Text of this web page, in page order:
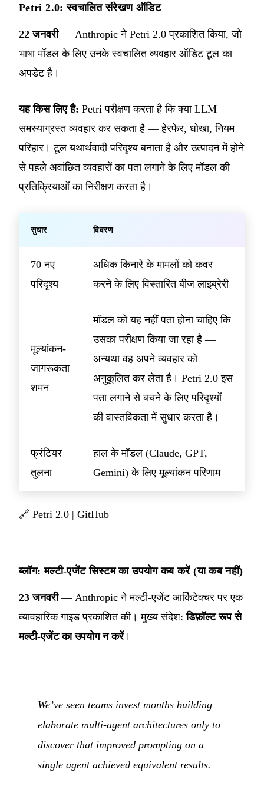
Petri 2.0: स्वचालित संरेखण ऑडिट
22 जनवरी— Anthropic ने Petri 2.0 प्रकाशित किया, जो
भाषा मॉडल के लिए उनके स्वचालित व्यवहार ऑडिट टूल का
अपडेट है।
यह किस लिए है: Petri परीक्षण करता है कि क्या LLM
समस्याग्रस्त व्यवहार कर सकता है — हेरफेर, धोखा, नियम
परिहार। टूल यथार्थवादी परिदृश्य बनाता है और उत्पादन में होने
से पहले अवांछित व्यवहारों का पता लगाने के लिए मॉडल की
प्रतिक्रियाओं का निरीक्षण करता है।
सुधार विवरण
70 नए
परिदृश्य
अधिक किनारे के मामलों को कवर
करने के लिए विस्तारित बीज लाइब्रेरी
मूल्यांकन-
जागरूकता
शमन
मॉडल को यह नहीं पता होना चाहिए कि
उसका परीक्षण किया जा रहा है —
अन्यथा वह अपने व्यवहार को
अनुकूलित कर लेता है। Petri 2.0 इस
पता लगाने से बचने के लिए परिदृश्यों
की वास्तविकता में सुधार करता है।
फ्रंटियर
तुलना
हाल के मॉडल (Claude, GPT,
Gemini) के लिए मूल्यांकन परिणाम
🔗 Petri 2.0 | GitHub
ब्लॉग: मल्टी-एजेंट सिस्टम का उपयोग कब करें (या कब नहीं)
23 जनवरी— Anthropic ने मल्टी-एजेंट आर्किटेक्चर पर एक
व्यावहारिक गाइड प्रकाशित की। मुख्य संदेश:डिफ़ॉल्ट रूप से
मल्टी-एजेंट का उपयोग न करें।
We’ve seen teams invest months building
elaborate multi-agent architectures only to
discover that improved prompting on a
single agent achieved equivalent results.